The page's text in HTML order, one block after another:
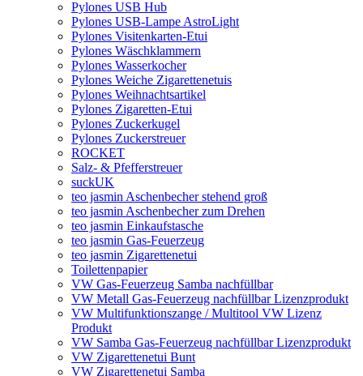
Pylones USB Hub
Pylones USB-Lampe AstroLight
Pylones Visitenkarten-Etui
Pylones Wäschklammern
Pylones Wasserkocher
Pylones Weiche Zigarettenetuis
Pylones Weihnachtsartikel
Pylones Zigaretten-Etui
Pylones Zuckerkugel
Pylones Zuckerstreuer
ROCKET
Salz- & Pfefferstreuer
suckUK
teo jasmin Aschenbecher stehend groß
teo jasmin Aschenbecher zum Drehen
teo jasmin Einkaufstasche
teo jasmin Gas-Feuerzeug
teo jasmin Zigarettenetui
Toilettenpapier
VW Gas-Feuerzeug Samba nachfüllbar
VW Metall Gas-Feuerzeug nachfüllbar Lizenzprodukt
VW Multifunktionszange / Multitool VW Lizenz
Produkt
VW Samba Gas-Feuerzeug nachfüllbar Lizenzprodukt
VW Zigarettenetui Bunt
VW Zigarettenetui Samba